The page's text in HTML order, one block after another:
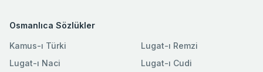
Osmanlıca Sözlükler
Kamus-ı Türki
Lugat-ı Naci
Lugat-ı Remzi
Lugat-ı Cudi